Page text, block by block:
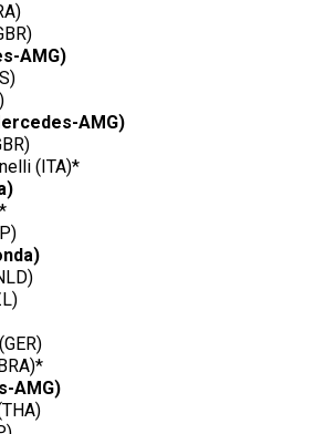
AMG)
AMG)
(ITA)*
AMG)